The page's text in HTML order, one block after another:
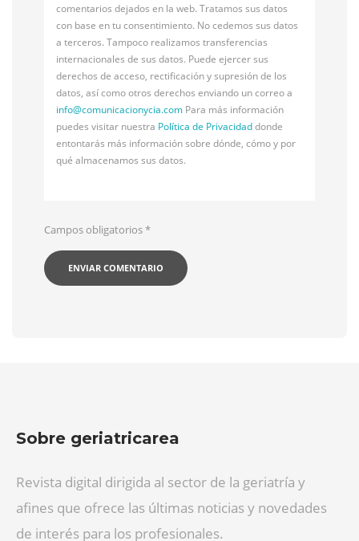
comentarios dejados en la web. Tratamos sus datos
con base en tu consentimiento. No cedemos sus datos
a terceros. Tampoco realizamos transferencias
internacionales de sus datos. Puede ejercer sus
derechos de acceso, rectificación y supresión de los
datos, así como otros derechos enviando un correo a
info@comunicacionycia.com Para más información
puedes visitar nuestra Política de Privacidaddonde
entontarás más información sobre dónde, cómo y por
qué almacenamos sus datos.
Campos obligatorios*
Sobre geriatricarea
Revista digital dirigida al sector de la geriatría y
afines que ofrece las últimas noticias y novedades
de interés para los profesionales.